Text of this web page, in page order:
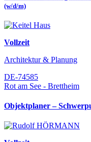
(w/d/m)
Vollzeit
Architektur & Planung
DE-74585
Rot am See - Brettheim
Objektplaner –